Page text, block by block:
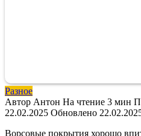
Разное
Автор Антон На чтение 3 мин
22.02.2025 Обновлено
Ворсовые покрытия хорошо